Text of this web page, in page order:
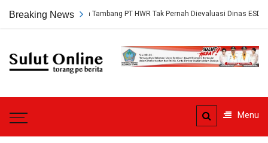
Breaking News
Persetujuan Tambang PT HWR Tak Pernah Dievaluasi Dinas ESDM
Sulut
Menu